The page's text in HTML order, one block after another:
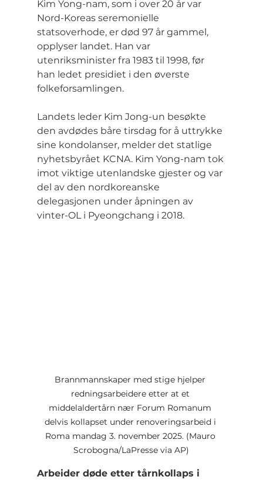
Kim Yong-nam, som i over 20 år var
Nord-Koreas seremonielle
statsoverhode, er død 97 år gammel,
opplyser landet. Han var
utenriksminister fra 1983 til 1998, før
han ledet presidiet i den øverste
folkeforsamlingen.
Landets leder Kim Jong-un besøkte
den avdødes båre tirsdag for å uttrykke
sine kondolanser, melder det statlige
nyhetsbyrået KCNA. Kim Yong-nam tok
imot viktige utenlandske gjester og var
del av den nordkoreanske
delegasjonen under åpningen av
vinter-OL i Pyeongchang i 2018.
Brannmannskaper med stige hjelper
redningsarbeidere etter at et
middelaldertårn nær Forum Romanum
delvis kollapset under renoveringsarbeid i
Roma mandag 3. november 2025. (Mauro
Scrobogna/LaPresse via AP)
Arbeider døde etter tårnkollaps i